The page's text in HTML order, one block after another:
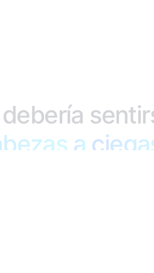
debería
a
real.
su ventaja